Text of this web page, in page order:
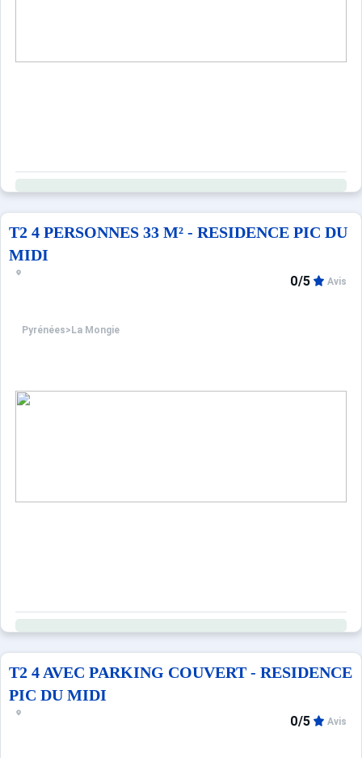
T2 4 PERSONNES 33 M² - RESIDENCE PIC DU
MIDI
Pyrénées> La Mongie
0/5 Avis
T2 4 AVEC PARKING COUVERT - RESIDENCE
PIC DU MIDI
0/5 Avis